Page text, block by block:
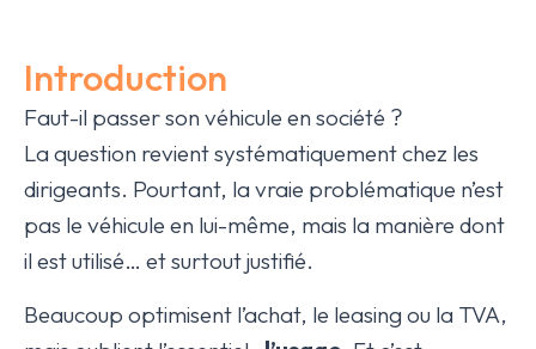
Introduction
Faut-il passer son véhicule en société ?
La question revient systématiquement chez les
dirigeants. Pourtant, la vraie problématique n’est
pas le véhicule en lui-même, mais la manière dont
il est utilisé… et surtout justifié.
Beaucoup optimisent l’achat, le leasing ou la TVA,